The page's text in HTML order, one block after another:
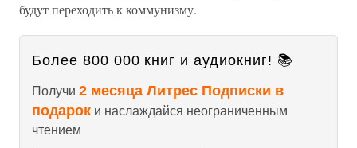
будут переходить к коммунизму.
Более 800 000 книг и аудиокниг! 📚
Получи 2 месяца Литрес Подписки в
подарок и наслаждайся неограниченным
чтением